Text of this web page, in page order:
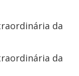
da
da